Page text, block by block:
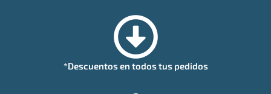
*Descuentos en todos tus pedidos